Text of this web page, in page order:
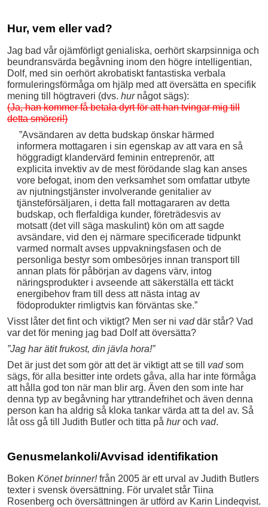
Hur, vem eller vad?
Jag bad vår ojämförligt genialiska, oerhört skarpsinniga och
beundransvärda begåvning inom den högre intelligentian,
Dolf, med sin oerhört akrobatiskt fantastiska verbala
formuleringsförmåga om hjälp med att översätta en specifik
mening till högtraveri (dvs. hurnågot sägs):
(Ja, han kommer få betala dyrt för att han tvingar mig till
detta smöreri!)
”Avsändaren av detta budskap önskar härmed
informera mottagaren i sin egenskap av att vara en så
höggradigt klandervärd feminin entreprenör, att
explicita invektiv av de mest förödande slag kan anses
vore befogat, inom den verksamhet som omfattar utbyte
av njutningstjänster involverande genitalier av
tjänsteförsäljaren, i detta fall mottagararen av detta
budskap, och flerfaldiga kunder, företrädesvis av
motsatt (det vill säga maskulint) kön om att sagde
avsändare, vid den ej närmare specificerade tidpunkt
varmed normalt avses uppvakningsfasen och de
personliga bestyr som ombesörjes innan transport till
annan plats för påbörjan av dagens värv, intog
näringsprodukter i avseende att säkerställa ett täckt
energibehov fram till dess att nästa intag av
födoprodukter rimligtvis kan förväntas ske.”
Visst låter det fint och viktigt? Men ser ni vaddär står? Vad
var det för mening jag bad Dolf att översätta?
”Jag har ätit frukost, din jävla hora!”
Det är just det som gör att det är viktigt att se till vadsom
sägs, för alla besitter inte ordets gåva, alla har inte förmåga
att hålla god ton när man blir arg. Även den som inte har
denna typ av begåvning har yttrandefrihet och även denna
person kan ha aldrig så kloka tankar värda att ta del av. Så
låt oss gå till Judith Butler och titta på huroch vad.
Genusmelankoli/Avvisad identifikation
Boken Könet brinner!från 2005 är ett urval av Judith Butlers
texter i svensk översättning. För urvalet står Tiina
Rosenberg och översättningen är utförd av Karin Lindeqvist.